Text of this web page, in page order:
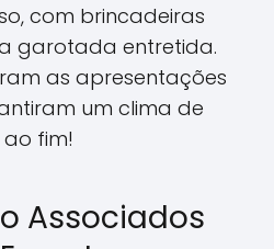
com brincadeiras
garotada entretida.
as apresentações
um clima de
fim!
Associados